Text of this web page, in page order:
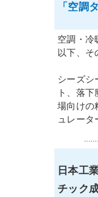
「空調
空調・冷
以下、そ
シーズシ
ト、落
場向けの
ュレー
日本工
チック